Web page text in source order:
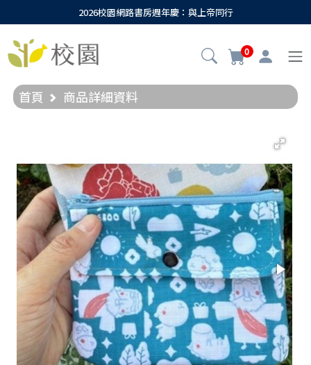
2026校園網路書房週年慶：與上帝同行
0
首頁 商品詳細資料